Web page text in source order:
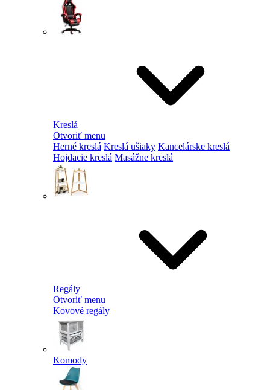
Kreslá
Otvoriť menu
Herné kreslá Kreslá ušiaky Kancelárske kreslá
Hojdacie kreslá Masážne kreslá
Regály
Otvoriť menu
Kovové regály
Komody